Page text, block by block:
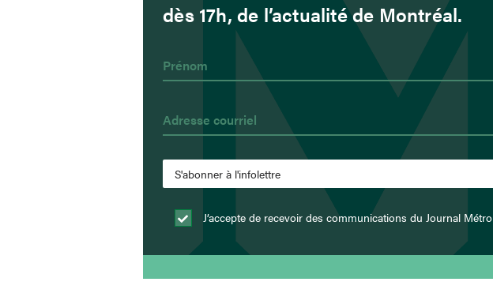
dès 17h, de l’actualité de Montréal.
J’accepte de recevoir des communications du Journal Métro